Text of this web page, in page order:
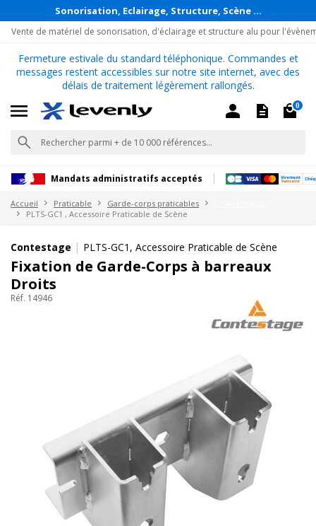
Sonorisation, Eclairage, Structure, Scène ...
Vente de matériel de sonorisation, d'éclairage et structure alu pour
Fermeture estivale du standard téléphonique. Commandes et
messages restent accessibles sur notre site internet, avec des
délais de traitement légèrement rallongés.
0
Mandats administratifs acceptés
Accueil Praticable Garde-corps praticables
PLTS-GC1 , Accessoire Praticable de Scène
Contestage | PLTS-GC1, Accessoire Praticable de Scène
Fixation de Garde-Corps à barreaux
Droits
Réf. 14946